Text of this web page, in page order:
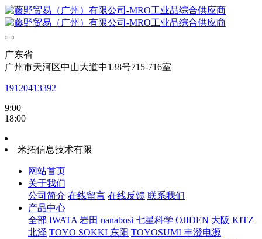
广东省
广州市天河区中山大道中138号715-716室
19120413392
9:00
18:00
米拓信息技术有限
网站首页
关于我们
公司简介 在线留言 在线反馈 联系我们
产品中心
全部 IWATA 岩田 nanabosi 七星科学 OJIDEN 大阪 KITZ
北泽 TOYO SOKKI 东阳 TOYOSUMI 丰澄电源